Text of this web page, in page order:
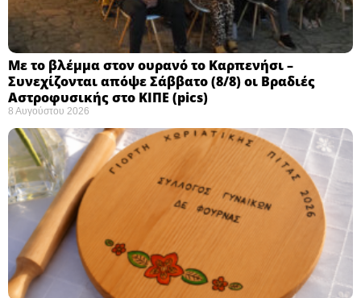
Με το βλέμμα στον ουρανό το Καρπενήσι –
Συνεχίζονται απόψε Σάββατο (8/8) οι Βραδιές
Αστροφυσικής στο ΚΙΠΕ (pics)
8 Αυγούστου 2026